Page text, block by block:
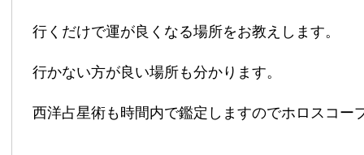
行くだけで運が良くなる場所をお教えします。
行かない方が良い場所も分かります。
西洋占星術も時間内で鑑定しますのでホロスコー